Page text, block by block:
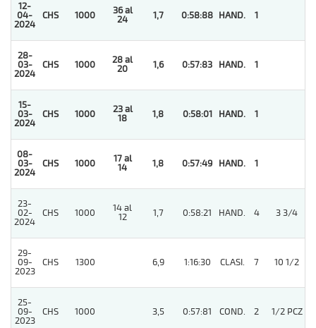
12-
04-
2024
CHS 1000
36 al
24
1,7 0:58:88 HAND. 1
28-
03-
2024
CHS 1000
28 al
20
1,6 0:57:83 HAND. 1
15-
03-
2024
CHS 1000
23 al
18
1,8 0:58:01 HAND. 1
08-
03-
2024
CHS 1000
17 al
14
1,8 0:57:49 HAND. 1
23-
02-
2024
CHS 1000
14 al
12
1,7 0:58:21 HAND. 4 3 3/4
29-
09-
2023
CHS 1300 6,9 1:16:30 CLASI. 7 10 1/2
25-
09-
2023
CHS 1000 3,5 0:57:81 COND. 2 1/2 PCZ